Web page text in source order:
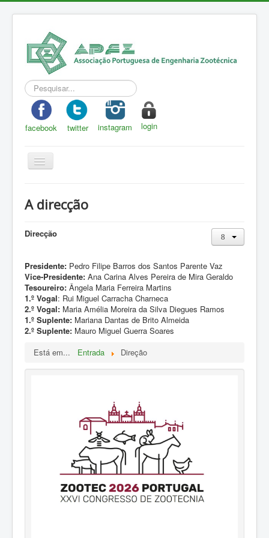
Pesquisar...
facebook twitter instagram login
Toggle
Navigation
A Zootecnia
Notícias
ZOOTEC
RPZ
Loja
Contactos
Sócios
A direcção
Direcção
Presidente: Pedro Filipe Barros dos Santos Parente Vaz
Vice-Presidente: Ana Carina Alves Pereira de Mira Geraldo
Tesoureiro: Ângela Maria Ferreira Martins
1.º Vogal: Rui Miguel Carracha Charneca
2.º Vogal: Maria Amélia Moreira da Silva Diegues Ramos
1.º Suplente: Mariana Dantas de Brito Almeida
2.º Suplente: Mauro Miguel Guerra Soares
Está em...
Entrada Direção